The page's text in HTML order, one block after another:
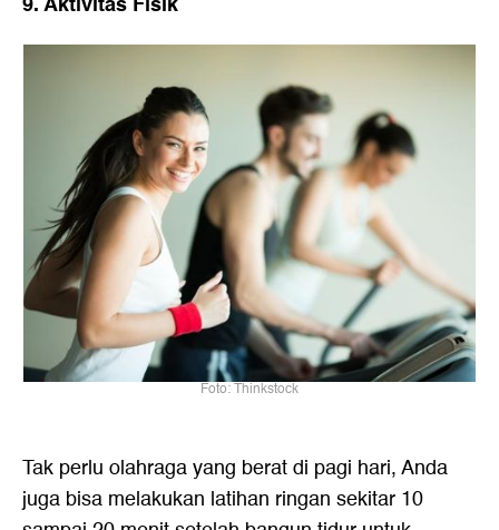
Foto: Thinkstock
Tak perlu olahraga yang berat di pagi hari, Anda
juga bisa melakukan latihan ringan sekitar 10